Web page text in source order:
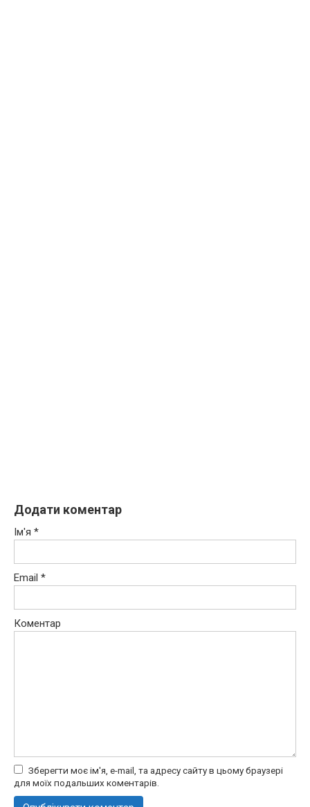
Додати коментар
Ім'я *
Email *
Коментар
Зберегти моє ім'я, e-mail, та адресу сайту в цьому браузері
для моїх подальших коментарів.